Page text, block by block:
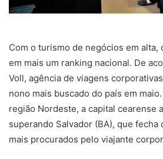
Com o turismo de negócios em alta,
em mais um ranking nacional. De
Voll, agência de viagens
nono mais buscado do país em
região Nordeste, a capital cearense
superando Salvador (BA), que fecha
mais procurados pelo viajante